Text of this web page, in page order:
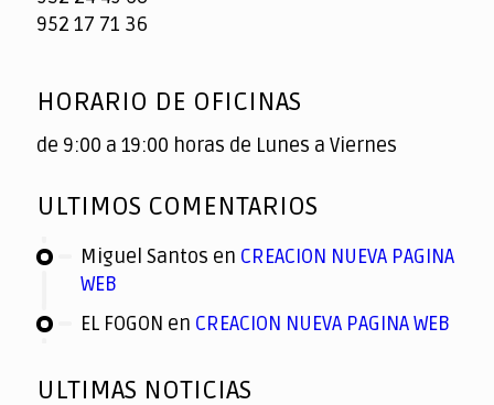
952 17 71 36
HORARIO DE OFICINAS
de 9:00 a 19:00 horas de Lunes a Viernes
ULTIMOS COMENTARIOS
Miguel Santos en CREACION NUEVA PAGINA
WEB
EL FOGON en CREACION NUEVA PAGINA WEB
ULTIMAS NOTICIAS